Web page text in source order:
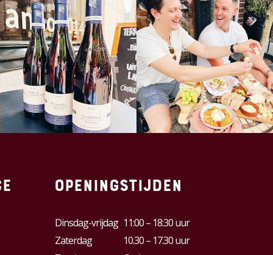
Openingstijden
Dinsdag-vrijdag 11:00 – 18:30 uur
Zaterdag
10.30 – 17.30 uur